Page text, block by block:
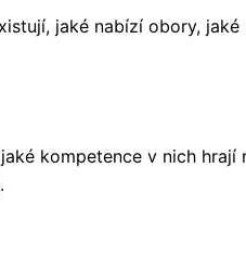
jaké nabízí obory,
kompetence v nich hrají
.